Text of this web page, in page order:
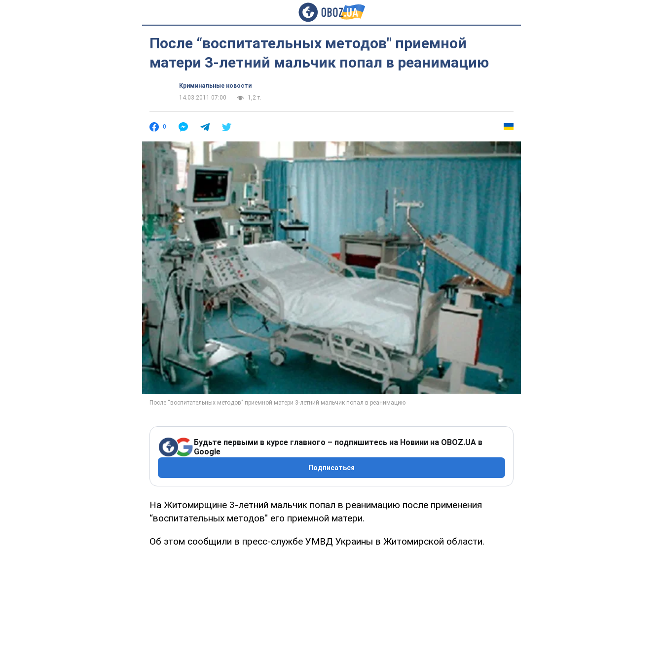
После “воспитательных методов" приемной
матери 3-летний мальчик попал в реанимацию
Криминальные новости
14.03.2011 07:00
1,2 т.
0
Будьте первыми в курсе главного – подпишитесь на Новини на OBOZ.UA в
Google
Подписаться
На Житомирщине 3-летний мальчик попал в реанимацию после применения
“воспитательных методов" его приемной матери.
Об этом сообщили в пресс-службе УМВД Украины в Житомирской области.